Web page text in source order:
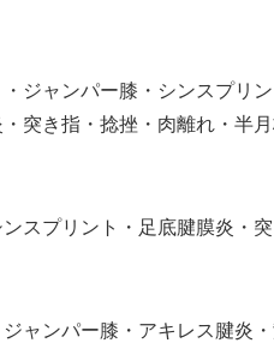
ジャンパー膝・シンスプリ
突き指・捻挫・肉離れ・半
スプリント・足底腱膜炎・
ャンパー膝・アキレス腱炎